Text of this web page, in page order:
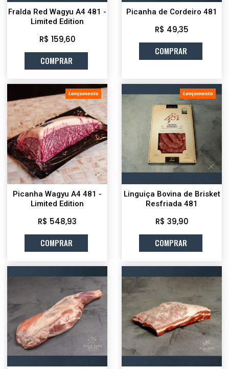
Fralda Red Wagyu A4 481 -
Limited Edition
R$ 159,60
COMPRAR
Picanha de Cordeiro 481
R$ 49,35
COMPRAR
Picanha Wagyu A4 481 -
Limited Edition
R$ 548,93
COMPRAR
Linguiça Bovina de Brisket
Resfriada 481
R$ 39,90
COMPRAR